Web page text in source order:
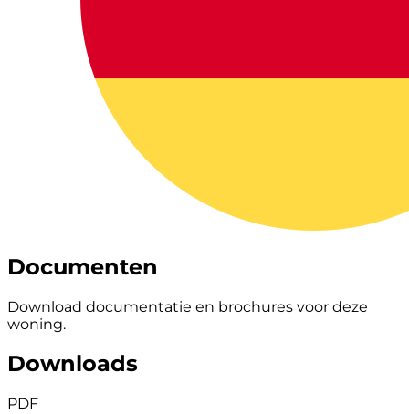
Documenten
Download documentatie en brochures voor deze
woning.
Downloads
PDF